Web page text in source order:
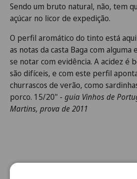
Sendo um bruto natural, não, tem
açúcar no licor de expedição.
O perfil aromático do tinto está
as notas da casta Baga com alguma
se notar com evidência. A acidez é
são difíceis, e com este perfil
churrascos de verão, como
porco. 15/20" - guia Vinhos de
Martins, prova de 2011